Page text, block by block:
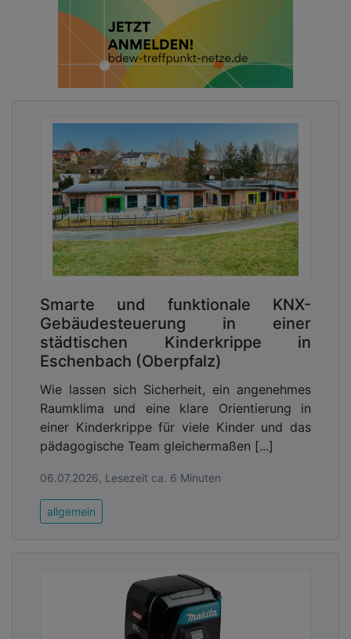
Smarte und funktionale KNX-
Gebäudesteuerung in einer
städtischen Kinderkrippe in
Eschenbach (Oberpfalz)
Wie lassen sich Sicherheit, ein angenehmes
Raumklima und eine klare Orientierung in
einer Kinderkrippe für viele Kinder und das
pädagogische Team gleichermaßen [...]
06.07.2026, Lesezeit ca. 6 Minuten
allgemein